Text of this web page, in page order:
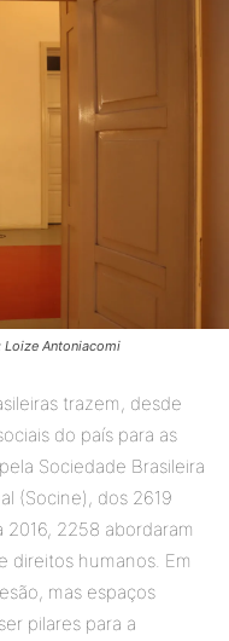
Loize Antoniacomi
trazem, desde
do país para as
Sociedade Brasileira
(Socine), dos 2619
2016, 2258 abordaram
direitos humanos. Em
mas espaços
pilares para a